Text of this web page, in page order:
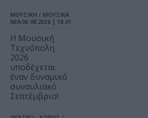
ΜΟΥΣΙΚΗ / ΜΟΥΣΙΚΑ
ΝΕΑ 06.08.2026 | 18.01
Η Μουσική
Τεχνόπολη
2026
υποδέχεται
έναν δυναμικό
συναυλιακό
Σεπτέμβριο!